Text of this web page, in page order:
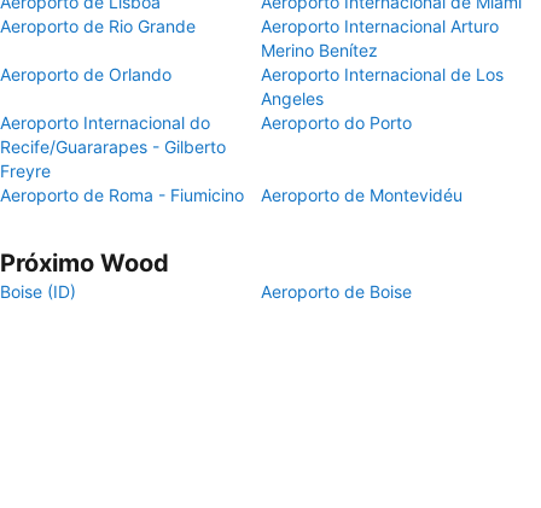
Aeroporto de Rio Grande
Aeroporto Internacional Arturo
Merino Benítez
Aeroporto de Orlando
Aeroporto Internacional de Los
Angeles
Aeroporto Internacional do
Recife/Guararapes - Gilberto
Freyre
Aeroporto do Porto
Aeroporto de Roma - Fiumicino Aeroporto de Montevidéu
Próximo Wood
Boise (ID) Aeroporto de Boise